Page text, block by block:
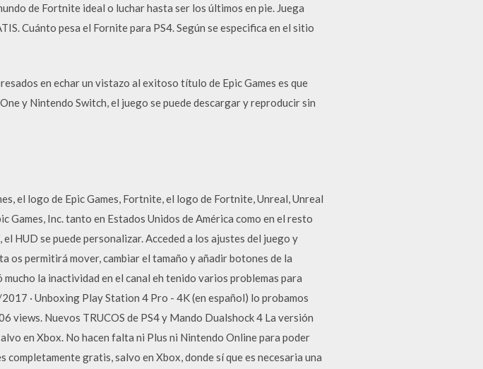
de Fortnite ideal o luchar hasta ser los últimos en pie. Juega
Cuánto pesa el Fornite para PS4. Según se especifica en el sitio
en echar un vistazo al exitoso título de Epic Games es que
y Nintendo Switch, el juego se puede descargar y reproducir sin
el logo de Epic Games, Fortnite, el logo de Fortnite, Unreal, Unreal
Games, Inc. tanto en Estados Unidos de América como en el resto
HUD se puede personalizar. Acceded a los ajustes del juego y
os permitirá mover, cambiar el tamaño y añadir botones de la
la inactividad en el canal eh tenido varios problemas para
· Unboxing Play Station 4 Pro - 4K (en español) lo probamos
Nuevos TRUCOS de PS4 y Mando Dualshock 4 La versión
en Xbox. No hacen falta ni Plus ni Nintendo Online para poder
gratis, salvo en Xbox, donde sí que es necesaria una